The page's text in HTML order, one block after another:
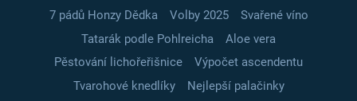
7 pádů Honzy Dědka
Volby 2025
Svařené víno
Tatarák podle Pohlreicha
Aloe vera
Pěstování lichořeřišnice
Výpočet ascendentu
Tvarohové knedlíky
Nejlepší palačinky